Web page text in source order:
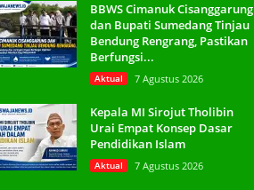
BBWS Cimanuk Cisanggarung
dan Bupati Sumedang Tinjau
Bendung Rengrang, Pastikan
Berfungsi...
Aktual 7 Agustus 2026
Kepala MI Sirojut Tholibin
Urai Empat Konsep Dasar
Pendidikan Islam
Aktual 7 Agustus 2026